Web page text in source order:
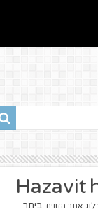
Hazavit
אתר הזווית ביתר